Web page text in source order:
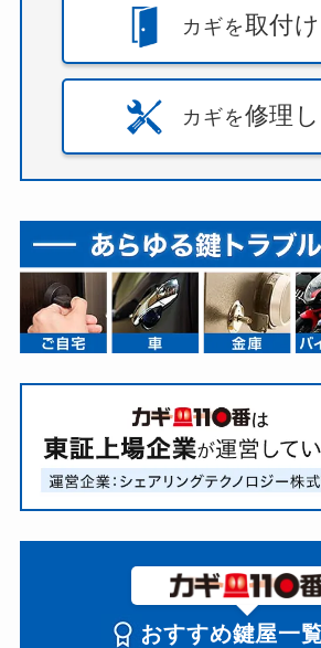
カギを取付
カギを修理
おすすめ鍵屋一